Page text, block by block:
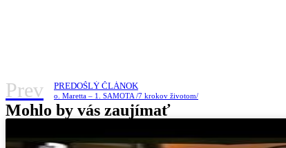
Prev PREDOŠLÝ ČLÁNOK
o. Maretta – 1. SAMOTA /7 krokov životom/
Mohlo by vás zaujímať